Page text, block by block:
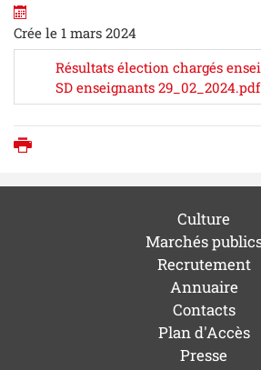
Crée le 1 mars 2024
Résultats élection chargés
SD enseignants 29_02_2024.pdf
Culture
Marchés
Recrutement
Annuaire
Contacts
Plan d'Accès
Presse